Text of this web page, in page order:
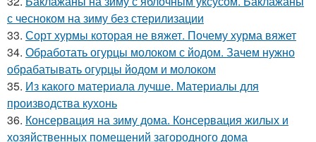
с чесноком на зиму без стерилизации
33. Сорт хурмы которая не вяжет. Почему хурма вяжет
34. Обработать огурцы молоком с йодом. Зачем нужно
обрабатывать огурцы йодом и молоком
35. Из какого материала лучше. Материалы для
производства кухонь
36. Консервация на зиму дома. Консервация жилых и
хозяйственных помещений загородного дома